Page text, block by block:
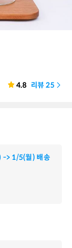
4.8 리뷰25
-> 1/5(월) 배송